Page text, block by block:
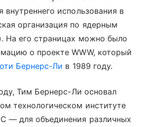
внутреннего использования в
организация по ядерным
На его страницах можно было
о проекте WWW, который
Бернерс-Ли в 1989 году.
Тим Бернерс-Ли основал
технологическом институте
— для объединения различных